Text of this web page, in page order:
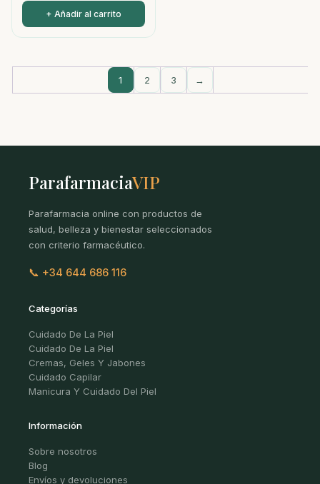
+ Añadir al carrito
1 2 3 →
ParafarmaciaVIP
Parafarmacia online con productos de
salud, belleza y bienestar seleccionados
con criterio farmacéutico.
📞 +34 644 686 116
Categorías
Cuidado De La Piel
Cuidado De La Piel
Cremas, Geles Y Jabones
Cuidado Capilar
Manicura Y Cuidado Del Piel
Información
Sobre nosotros
Blog
Envíos y devoluciones